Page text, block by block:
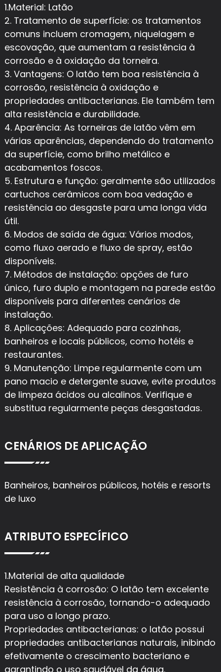
1.Material: Latão
2. Tratamento de superfície: os tratamentos
comuns incluem cromagem, niquelagem e
escovação, que aumentam a resistência à
corrosão e à oxidação da torneira.
3. Vantagens: O latão tem boa resistência à
corrosão, resistência à oxidação e
propriedades antibacterianas. Ele também tem
alta resistência e durabilidade.
4. Aparência: As torneiras de latão vêm em
várias aparências, dependendo do tratamento
da superfície, como brilho metálico e
acabamentos foscos.
5. Estrutura e função: geralmente são utilizados
cartuchos cerâmicos com boa vedação e
resistência ao desgaste para uma longa vida
útil.
6. Modos de saída de água: Vários modos,
como fluxo aerado e fluxo de spray, estão
disponíveis.
7. Métodos de instalação: opções de furo
único, furo duplo e montagem na parede estão
disponíveis para diferentes cenários de
instalação.
8. Aplicações: Adequado para cozinhas,
banheiros e locais públicos, como hotéis e
restaurantes.
9. Manutenção: Limpe regularmente com um
pano macio e detergente suave, evite produtos
de limpeza ácidos ou alcalinos. Verifique e
substitua regularmente peças desgastadas.
CENÁRIOS DE APLICAÇÃO
Banheiros, banheiros públicos, hotéis e resorts
de luxo
ATRIBUTO ESPECÍFICO
1.Material de alta qualidade
Resistência à corrosão: O latão tem excelente
resistência à corrosão, tornando-o adequado
para uso a longo prazo.
Propriedades antibacterianas: o latão possui
propriedades antibacterianas naturais, inibindo
efetivamente o crescimento bacteriano e
garantindo o uso saudável da água.